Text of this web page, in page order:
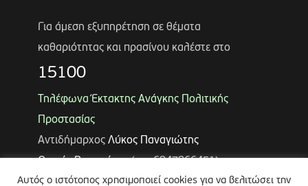
Για άμεση εξυπηρέτηση σε θέματα
καθαριότητας και πρασίνου καλέστε στο
15100
Τηλέφωνα Έκτακτης Ανάγκης Πολιτικής
Προστασίας
Αντιδήμαρχος Λύκος Παναγιώτης
Θωμάς Ρουμπάκος(κιν. 6947966451)
Αυτός ο ιστότοπος χρησιμοποιεί cookies για να βελιτώσει την